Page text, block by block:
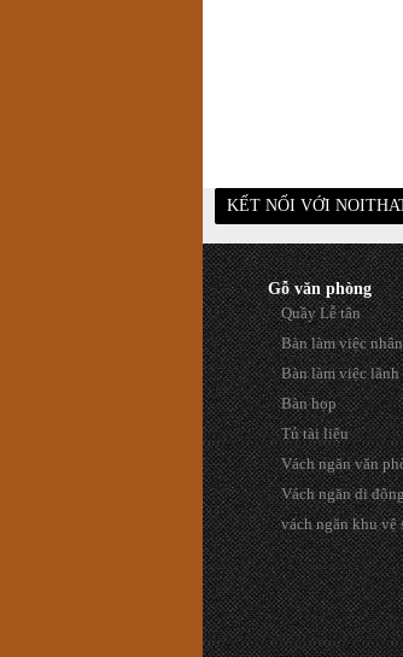
KẾT NỐI VỚI
Gỗ văn phòng
Quầy Lễ tân
Bàn làm việc
Bàn làm việc lãnh
Bàn họp
Tủ tài liệu
Vách ngăn văn
Vách ngăn di
vách ngăn khu vệ